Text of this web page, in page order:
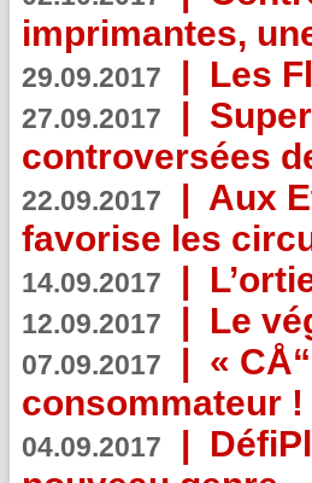
imprimantes,
29.09.2017 | Les
27.09.2017 |
controversées
22.09.2017 | Aux
favorise les
14.09.2017 |
12.09.2017 | Le
07.09.2017 | «
consommateur !
04.09.2017 |